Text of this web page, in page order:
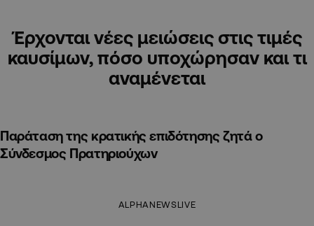
Έρχονται νέες μειώσεις στις τιμές
καυσίμων, πόσο υποχώρησαν και τι
αναμένεται
Παράταση της κρατικής επιδότησης ζητά ο
Σύνδεσμος Πρατηριούχων
ALPHANEWSLIVE